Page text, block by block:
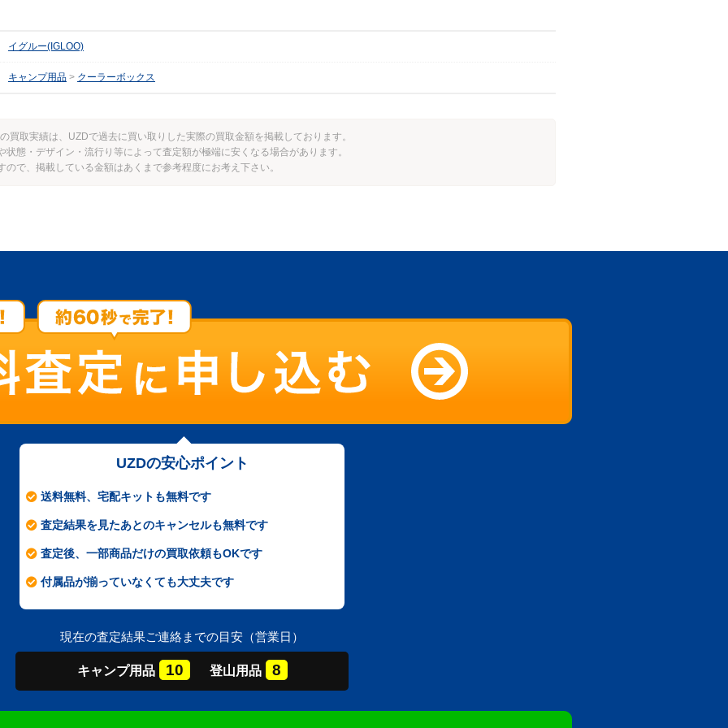
イグルー(IGLOO)
キャンプ用品 クーラーボックス
買取実績は、UZDで過去に買い取りした実際の買取金額を掲載しております。
態・デザイン・流行り等によって査定額が極端に安くなる場合があります。
で、掲載している金額はあくまで参考程度にお考え下さい。
UZDの安心ポイント
送料無料、宅配キットも無料です
査定結果を見たあとのキャンセルも無料です
査定後、一部商品だけの買取依頼もOKです
付属品が揃っていなくても大丈夫です
現在の査定結果ご連絡までの目安（営業日）
キャンプ用品 10 登山用品 8